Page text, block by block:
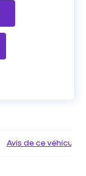
Avis de ce véhicule